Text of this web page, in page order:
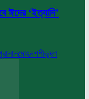
ঈদের ‘ইত্যাদি’
লালমোহনশশীভূষণ